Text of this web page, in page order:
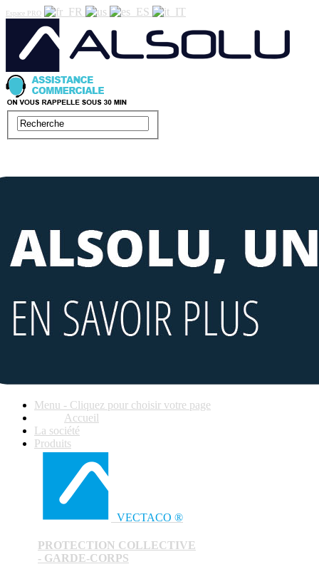
Espace PRO
Menu - Cliquez pour choisir votre page
Accueil
La société
Produits
VECTACO ®
PROTECTION COLLECTIVE
- GARDE-CORPS